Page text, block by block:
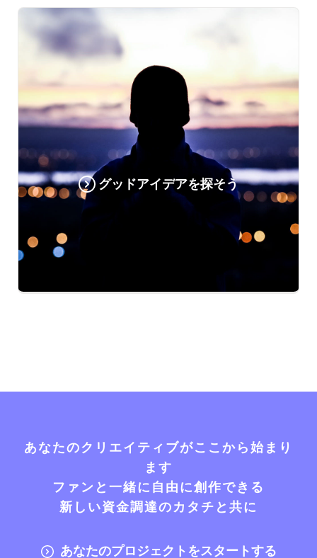
グッドアイデアを探そう
あなたのクリエイティブがここから始まり
ます
ファンと一緒に自由に創作できる
新しい資金調達のカタチと共に
あなたのプロジェクトをスタートする